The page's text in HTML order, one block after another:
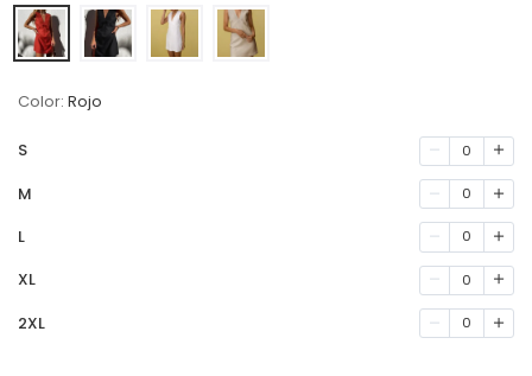
Color: Rojo
S 0
M 0
L 0
XL 0
2XL 0